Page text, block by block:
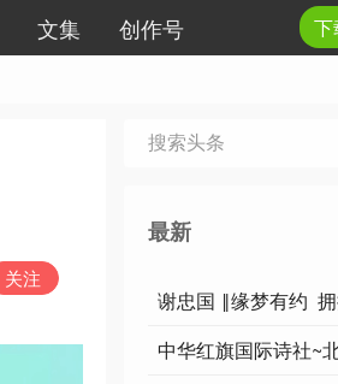
文集 创作号 下
关注
最新
谢忠国 ‖缘梦有约